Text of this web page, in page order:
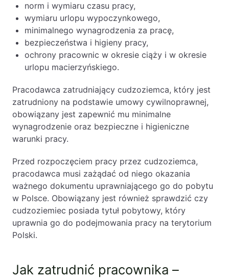
norm i wymiaru czasu pracy,
wymiaru urlopu wypoczynkowego,
minimalnego wynagrodzenia za pracę,
bezpieczeństwa i higieny pracy,
ochrony pracownic w okresie ciąży i w okresie
urlopu macierzyńskiego.
Pracodawca zatrudniający cudzoziemca, który jest
zatrudniony na podstawie umowy cywilnoprawnej,
obowiązany jest zapewnić mu minimalne
wynagrodzenie oraz bezpieczne i higieniczne
warunki pracy.
Przed rozpoczęciem pracy przez cudzoziemca,
pracodawca musi zażądać od niego okazania
ważnego dokumentu uprawniającego go do pobytu
w Polsce. Obowiązany jest również sprawdzić czy
cudzoziemiec posiada tytuł pobytowy, który
uprawnia go do podejmowania pracy na terytorium
Polski.
Jak zatrudnić pracownika –